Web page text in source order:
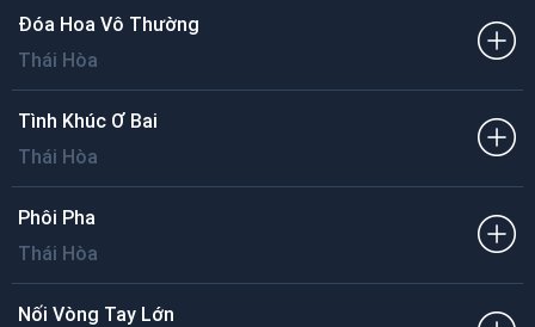
Đóa Hoa Vô Thường
Thái Hòa
Tình Khúc Ơ Bai
Thái Hòa
Phôi Pha
Thái Hòa
Nối Vòng Tay Lớn